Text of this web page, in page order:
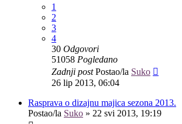
1
2
3
4
30 Odgovori
51058 Pogledano
Zadnji postPostao/la Suko
26 lip 2013, 06:04
Rasprava o dizajnu majica sezona 2013.
Postao/la Suko » 22 svi 2013, 19:19